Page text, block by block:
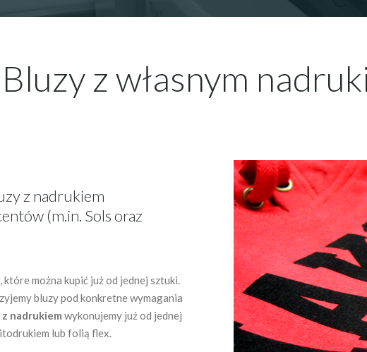
Bluzy z własnym
z nadrukiem
(m.in. Sols oraz
można kupić już od jednej sztuki.
bluzy pod konkretne wymagania
z nadrukiem wykonujemy już od jednej
lub folią flex.